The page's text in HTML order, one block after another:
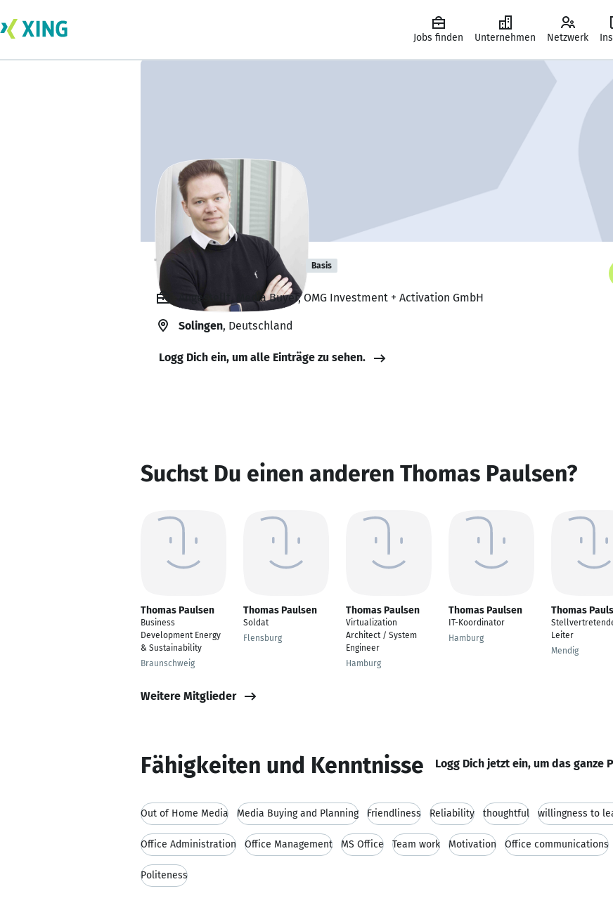
Jobs finden Unternehmen Netzwerk
Thomas Paulsen Basis
Angestellt, Media Buyer, OMG Investment + Activation GmbH
Solingen, Deutschland
Logg Dich ein, um alle Einträge zu sehen.
Suchst Du einen anderen Thomas Paulsen?
Thomas Paulsen
Business
Development Energy
& Sustainability
Braunschweig
Thomas Paulsen
Soldat
Flensburg
Thomas Paulsen
Virtualization
Architect / System
Engineer
Hamburg
Thomas Paulsen
IT-Koordinator
Hamburg
Thomas
Leiter
Mendig
Weitere Mitglieder
Fähigkeiten und Kenntnisse Logg Dich jetzt ein, um das ganze
Out of Home Media Media Buying and Planning Friendliness Reliability thoughtful willingness to
Office Administration Office Management MS Office Team work Motivation Office communications
Politeness